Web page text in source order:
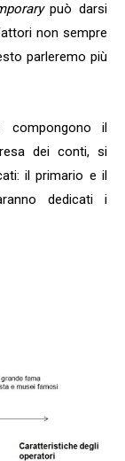
può darsi
non sempre
parleremo più
compongono il
dei conti, si
il primario e il
dedicati i